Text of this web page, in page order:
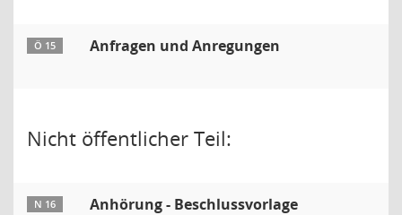
Ö 15 Anfragen und Anregungen
Nicht öffentlicher Teil:
N 16
Anhörung - Beschlussvorlage